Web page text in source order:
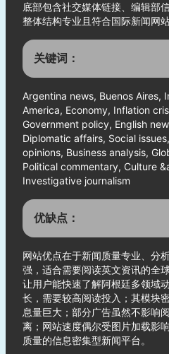
底部包含社交媒体链接、编辑部
整体结构专业且符合国际新闻网站
关键词：
Argentina news, Buenos Aires,
America, Economy, Inflation
Government policy, English
Diplomatic affairs, Social
opinions, Business analysis,
Political commentary, Culture
Investigative journalism
优缺点：
网站优点在于新闻质量专业、分
强，适合需要阅读英文资讯的全
让用户能快速了解阿根廷多领域
长，需要较高阅读投入；其模块
息量巨大；部分广告虽然不影响
离；网站速度偶尔受图片加载影
质量的信息密集型新闻平台。